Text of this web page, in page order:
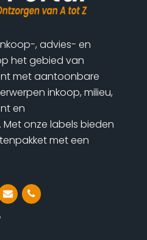
, advies- en
het gebied van
met aantoonbare
inkoop, milieu,
en
onze labels bieden
met een
emailphone